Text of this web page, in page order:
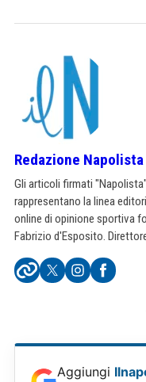
Redazione Napolista
Gli articoli firmati
rappresentano la linea
online di opinione sportiva
Fabrizio d'Esposito.
Aggiungi